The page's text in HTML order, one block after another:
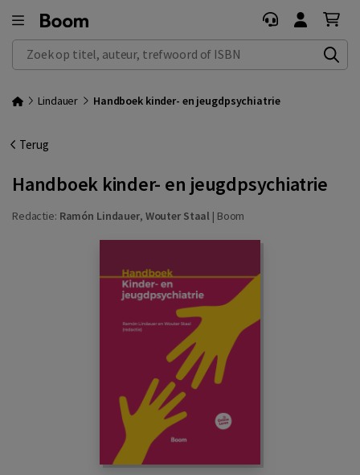
Zoek op titel, auteur, trefwoord of ISBN
Lindauer Handboek kinder- en jeugdpsychiatrie
Terug
Handboek kinder- en jeugdpsychiatrie
Redactie: Ramón Lindauer, Wouter Staal | Boom